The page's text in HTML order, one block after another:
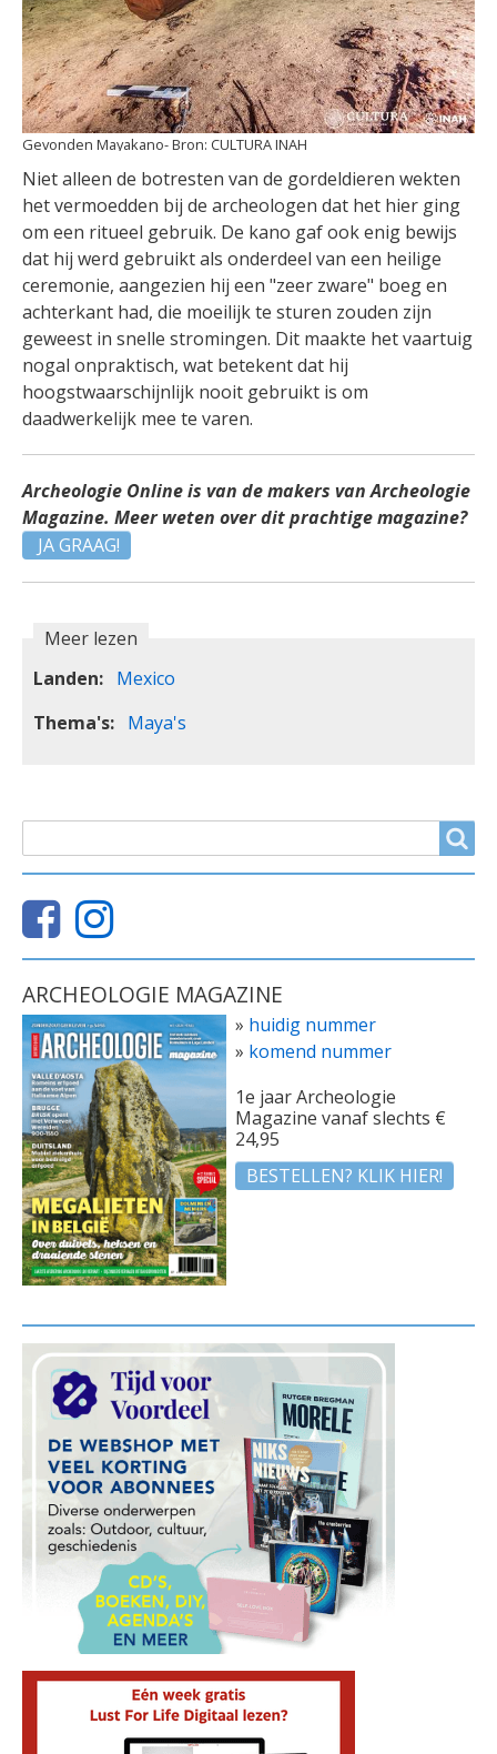
Gevonden Mayakano CULTURA INAH
Niet alleen de botresten van de gordeldieren wekten
het vermoedden bij de archeologen dat het hier ging
om een ritueel gebruik. De kano gaf ook enig bewijs
dat hij werd gebruikt als onderdeel van een heilige
ceremonie, aangezien hij een "zeer zware" boeg en
achterkant had, die moeilijk te sturen zouden zijn
geweest in snelle stromingen. Dit maakte het vaartuig
nogal onpraktisch, wat betekent dat hij
hoogstwaarschijnlijk nooit gebruikt is om
daadwerkelijk mee te varen.
Archeologie Online is van de makers van Archeologie
Magazine. Meer weten over dit prachtige magazine?
JA GRAAG!
Meer lezen
Landen
Mexico
Thema's
Maya's
ARCHEOLOGIE MAGAZINE
» huidig nummer
» komend nummer
1e jaar Archeologie
Magazine vanaf slechts €
24,95
BESTELLEN? KLIK HIER!